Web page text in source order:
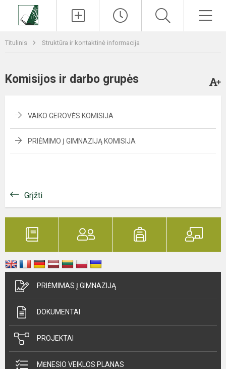
Titulinis Struktūra ir kontaktinė informacija
Komisijos ir darbo grupės
VAIKO GEROVĖS KOMISIJA
PRIĖMIMO Į GIMNAZIJĄ KOMISIJA
Grįžti
PRIĖMIMAS Į GIMNAZIJĄ
DOKUMENTAI
PROJEKTAI
MĖNESIO VEIKLOS PLANAS